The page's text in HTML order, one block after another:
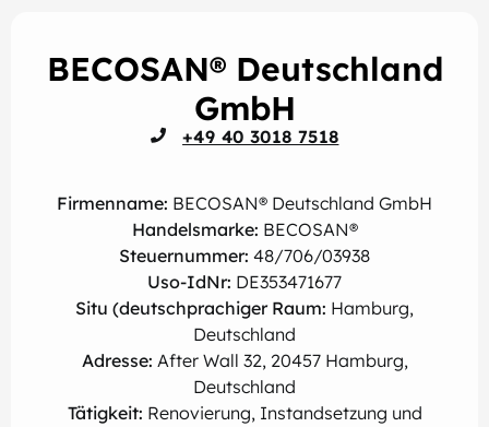
BECOSAN® Deutschland
GmbH
+49 40 3018 7518
Firmenname: BECOSAN® Deutschland GmbH
Handelsmarke: BECOSAN®
Steuernummer: 48/706/03938
Uso-IdNr: DE353471677
Situ (deutschprachiger Raum: Hamburg,
Deutschland
Adresse: After Wall 32, 20457 Hamburg,
Deutschland
Tätigkeit: Renovierung, Instandsetzung und